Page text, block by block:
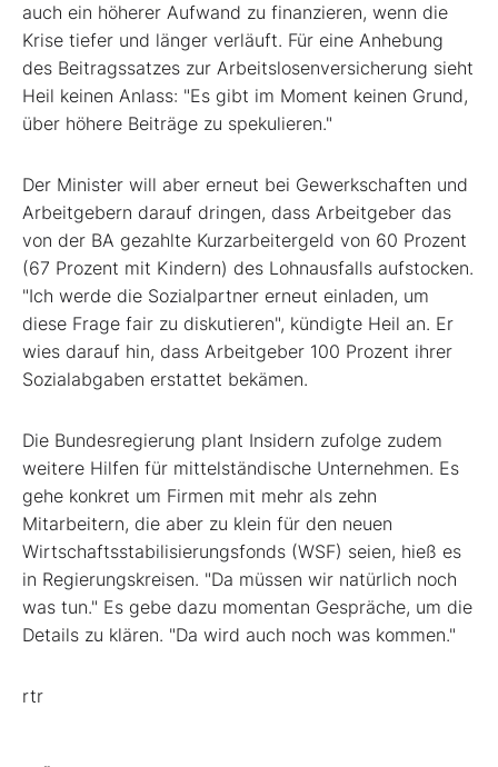
auch ein höherer Aufwand zu finanzieren, wenn die
Krise tiefer und länger verläuft. Für eine Anhebung
des Beitragssatzes zur Arbeitslosenversicherung sieht
Heil keinen Anlass: "Es gibt im Moment keinen Grund,
über höhere Beiträge zu spekulieren."
Der Minister will aber erneut bei Gewerkschaften und
Arbeitgebern darauf dringen, dass Arbeitgeber das
von der BA gezahlte Kurzarbeitergeld von 60 Prozent
(67 Prozent mit Kindern) des Lohnausfalls aufstocken.
"Ich werde die Sozialpartner erneut einladen, um
diese Frage fair zu diskutieren", kündigte Heil an. Er
wies darauf hin, dass Arbeitgeber 100 Prozent ihrer
Sozialabgaben erstattet bekämen.
Die Bundesregierung plant Insidern zufolge zudem
weitere Hilfen für mittelständische Unternehmen. Es
gehe konkret um Firmen mit mehr als zehn
Mitarbeitern, die aber zu klein für den neuen
Wirtschaftsstabilisierungsfonds (WSF) seien, hieß es
in Regierungskreisen. "Da müssen wir natürlich noch
was tun." Es gebe dazu momentan Gespräche, um die
Details zu klären. "Da wird auch noch was kommen."
rtr